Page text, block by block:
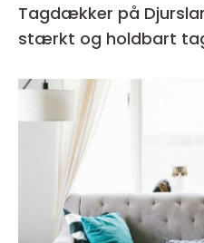
Tagdækker på
stærkt og holdbart